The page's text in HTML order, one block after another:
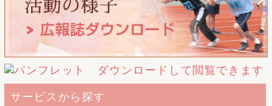
サービスから探す